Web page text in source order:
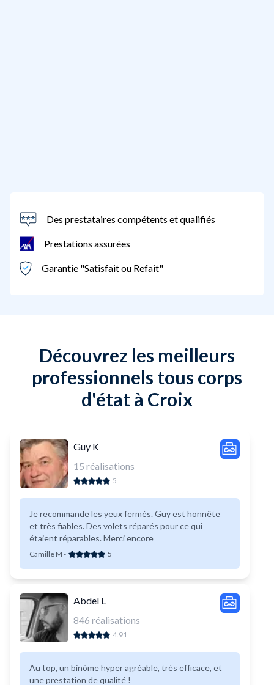
Des prestataires compétents et qualifiés
Prestations assurées
Garantie "Satisfait ou Refait"
Découvrez les meilleurs
professionnels tous corps
d'état à Croix
Guy K
15 réalisations
5
Je recommande les yeux fermés. Guy est honnête
et très fiables. Des volets réparés pour ce qui
étaient réparables. Merci encore
Camille M - 5
Abdel L
846 réalisations
4.91
Au top, un binôme hyper agréable, très efficace, et
une prestation de qualité !